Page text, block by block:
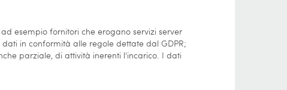
esempio fornitori che erogano servizi server
in conformità alle regole dettate dal GDPR;
parziale, di attività inerenti l'incarico. I dati